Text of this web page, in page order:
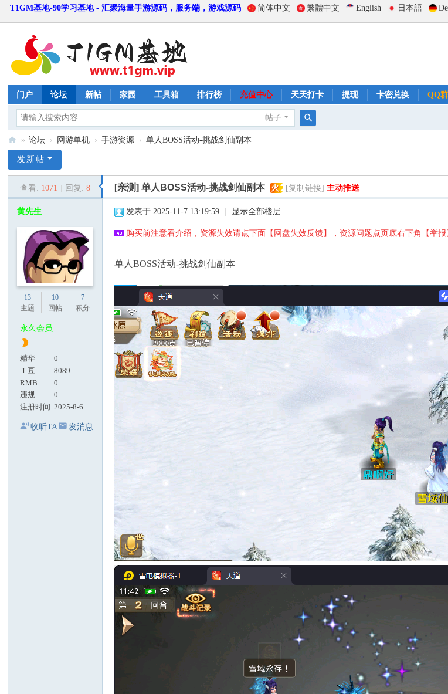
T1GM基地-90学习基地 - 汇聚海量手游源码，服务端，游戏源码 简体中文 繁體中文 English 日本語
门户 论坛 新帖 家园 工具箱 排行榜 充值中心 天天打卡 提现 卡密兑换 QQ群
帖子
1
» 论坛 › 网游单机 › 手游资源 › 单人BOSS活动-挑战剑仙副本
发新帖
查看: 1071 回复: 8 [亲测]单人BOSS活动-挑战剑仙副本 火 [复制链接] 主动推送
黄先生
13
主题
10
回帖
7
积分
永久会员
精华
0
Ｔ豆
8089
RMB
0
违规
0
注册时间 2025-8-6
收听TA 发消息
发表于 2025-11-7 13:19:59 显示全部楼层
购买前注意看介绍，资源失效请点下面【网盘失效反馈】，资源问题点页底右下角【举
单人BOSS活动-挑战剑仙副本